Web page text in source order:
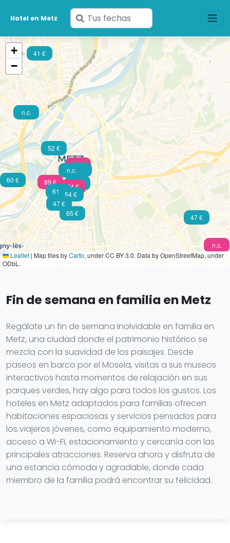
Hotel en Metz
Ingresa
tus
fechas
89 €
79 €
74 €
n.c.
54 €
47 €
41 €
n.c.
52 €
61 €
47 €
49 €
60 €
n.c.
65 €
n.c.
+
−
Leaflet | Map tiles byCarto, under CC BY 3.0. Data by OpenStreetMap, under
ODbL.
Fin de semana en familia en Metz
Regálate un fin de semana inolvidable en familia en
Metz, una ciudad donde el patrimonio histórico se
mezcla con la suavidad de los paisajes. Desde
paseos en barco por el Mosela, visitas a sus museos
interactivos hasta momentos de relajación en sus
parques verdes, hay algo para todos los gustos. Los
hoteles en Metz adaptados para familias ofrecen
habitaciones espaciosas y servicios pensados para
los viajeros jóvenes, como equipamiento moderno,
acceso a Wi-Fi, estacionamiento y cercanía con las
principales atracciones. Reserva ahora y disfruta de
una estancia cómoda y agradable, donde cada
miembro de la familia podrá encontrar su felicidad.